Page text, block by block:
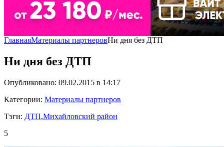
ГлавнаяМатериалы партнеровНи дня без ДТП
Ни дня без ДТП
Опубликовано: 09.02.2015 в 14:17
Категории: Материалы партнеров
Тэги: ДТП,Михайловский район
5